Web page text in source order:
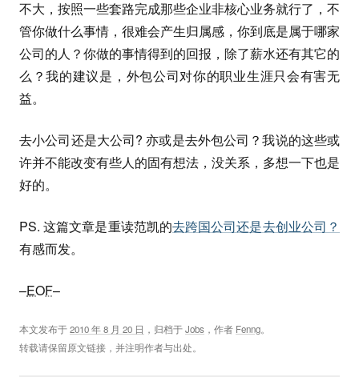
不大，按照一些套路完成那些企业非核心业务就行了，不
管你做什么事情，很难会产生归属感，你到底是属于哪家
公司的人？你做的事情得到的回报，除了薪水还有其它的
么？我的建议是，外包公司对你的职业生涯只会有害无
益。
去小公司还是大公司? 亦或是去外包公司？我说的这些或
许并不能改变有些人的固有想法，没关系，多想一下也是
好的。
PS. 这篇文章是重读范凯的去跨国公司还是去创业公司？
有感而发。
–EOF–
本文发布于2010 年 8 月 20 日 ，归档于Jobs ，作者 Fenng。
转载请保留原文链接，并注明作者与出处。